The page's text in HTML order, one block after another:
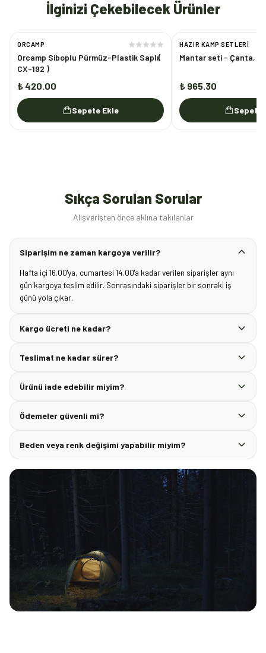
İlginizi Çekebilecek Ürünler
ORCAMP
Orcamp Siboplu Pürmüz-Plastik Saplı(
CX-192 )
₺ 420.00
Sepete Ekle
HAZIR KAMP SETLERI
Mantar seti - Çanta,
₺ 965.30
Sepete
Sıkça Sorulan Sorular
Alışverişten önce aklına takılanlar
Siparişim ne zaman kargoya verilir?
Hafta içi 16.00'ya, cumartesi 14.00'a kadar verilen siparişler aynı
gün kargoya teslim edilir. Sonrasındaki siparişler bir sonraki iş
günü yola çıkar.
Kargo ücreti ne kadar?
Teslimat ne kadar sürer?
Ürünü iade edebilir miyim?
Ödemeler güvenli mi?
Beden veya renk değişimi yapabilir miyim?